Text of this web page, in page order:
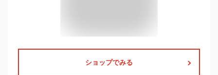
ショップでみる